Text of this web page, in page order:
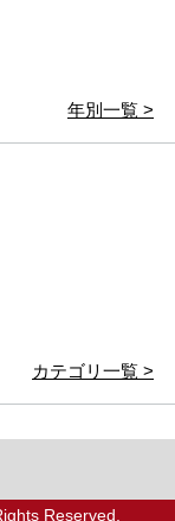
年別一覧 >
カテゴリ一覧 >
Reserved.